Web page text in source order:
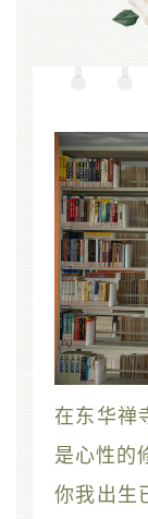
在东华禅
是心性的
你我出生